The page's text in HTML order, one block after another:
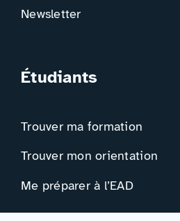
Newsletter
Étudiants
Trouver ma formation
Trouver mon orientation
Me préparer à l’EAD